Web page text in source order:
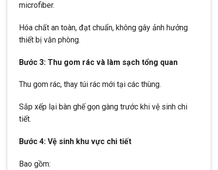
microfiber.
Hóa chất an toàn, đạt chuẩn, không gây ảnh hưởng
thiết bị văn phòng.
Bước 3: Thu gom rác và làm sạch tổng quan
Thu gom rác, thay túi rác mới tại các thùng.
Sắp xếp lại bàn ghế gọn gàng trước khi vệ sinh chi
tiết.
Bước 4: Vệ sinh khu vực chi tiết
Bao gồm: